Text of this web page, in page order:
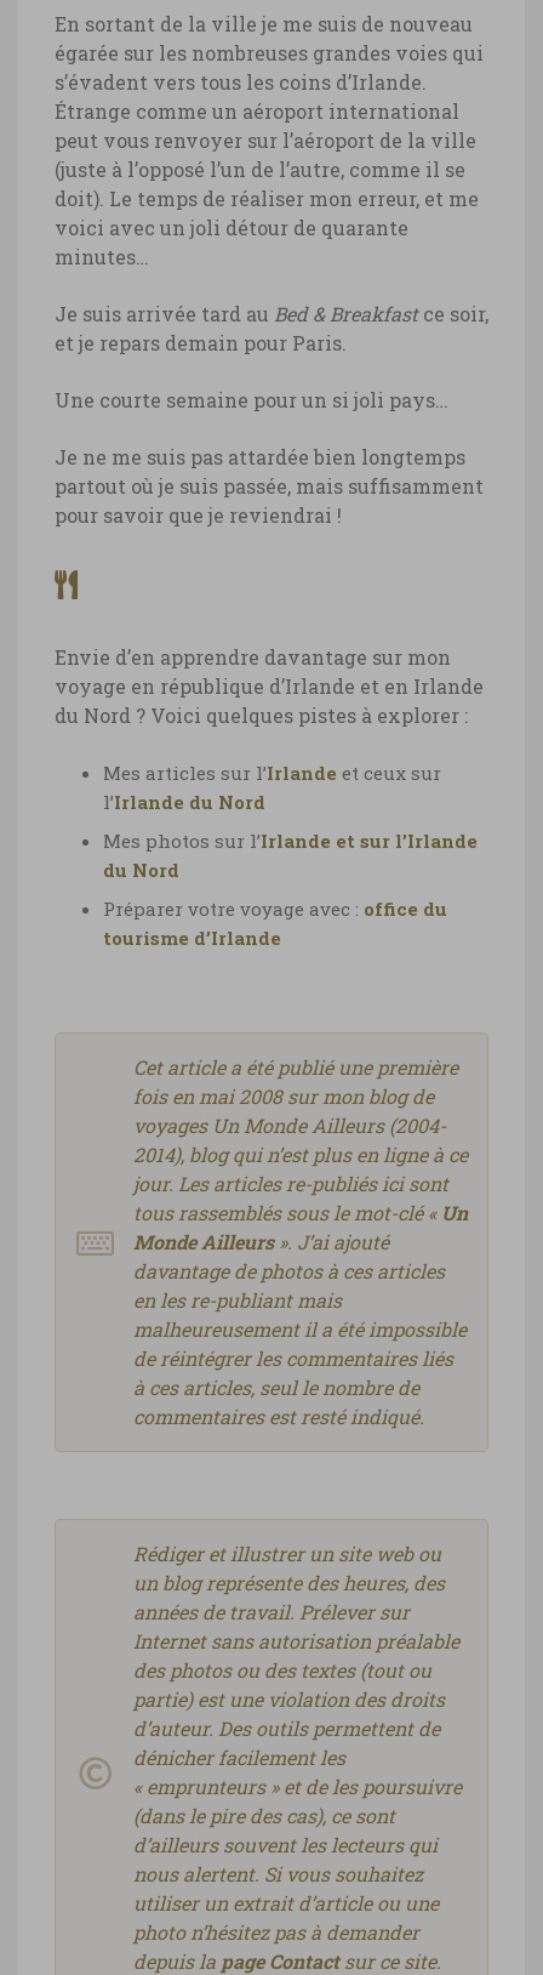
En sortant de la ville je me suis de nouveau
égarée sur les nombreuses grandes voies qui
s’évadent vers tous les coins d’Irlande.
Étrange comme un aéroport international
peut vous renvoyer sur l’aéroport de la ville
(juste à l’opposé l’un de l’autre, comme il se
doit). Le temps de réaliser mon erreur, et me
voici avec un joli détour de quarante
minutes…
Je suis arrivée tard au Bed & Breakfastce soir,
et je repars demain pour Paris.
Une courte semaine pour un si joli pays…
Je ne me suis pas attardée bien longtemps
partout où je suis passée, mais suffisamment
pour savoir que je reviendrai !
Envie d’en apprendre davantage sur mon
voyage en république d’Irlande et en Irlande
du Nord ? Voici quelques pistes à explorer :
Mes articles sur l’Irlande et ceux sur
l’Irlande du Nord
Mes photos sur l’Irlande et sur l’Irlande
du Nord
Préparer votre voyage avec : office du
tourisme d’Irlande
Cet article a été publié une première
fois en mai 2008 sur mon blog de
voyages Un Monde Ailleurs (2004-
2014), blog qui n’est plus en ligne à ce
jour. Les articles re-publiés ici sont
tous rassemblés sous le mot-clé « Un
Monde Ailleurs». J’ai ajouté
davantage de photos à ces articles
en les re-publiant mais
malheureusement il a été impossible
de réintégrer les commentaires liés
à ces articles, seul le nombre de
commentaires est resté indiqué.
Rédiger et illustrer un site web ou
un blog représente des heures, des
années de travail. Prélever sur
Internet sans autorisation préalable
des photos ou des textes (tout ou
partie) est une violation des droits
d’auteur. Des outils permettent de
dénicher facilement les
« emprunteurs » et de les poursuivre
(dans le pire des cas), ce sont
d’ailleurs souvent les lecteurs qui
nous alertent. Si vous souhaitez
utiliser un extrait d’article ou une
photo n’hésitez pas à demander
depuis la page Contactsur ce site.